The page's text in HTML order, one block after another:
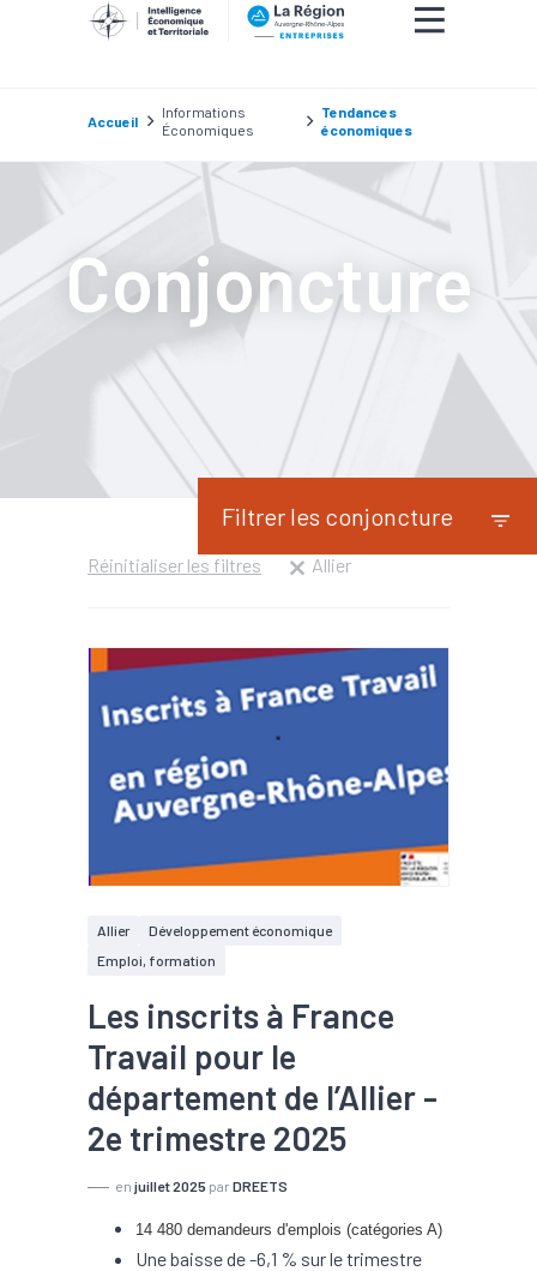
Accueil
Informations
Économiques
Tendances
économiques
Conjoncture
Filtrer les conjoncture
Réinitialiser les filtres Allier
Allier
Développement économique
Emploi, formation
Les inscrits à France
Travail pour le
département de l’Allier -
2e trimestre 2025
en juillet 2025 par DREETS
14 480 demandeurs d'emplois (catégories A)
Une baisse de -6,1 % sur le trimestre